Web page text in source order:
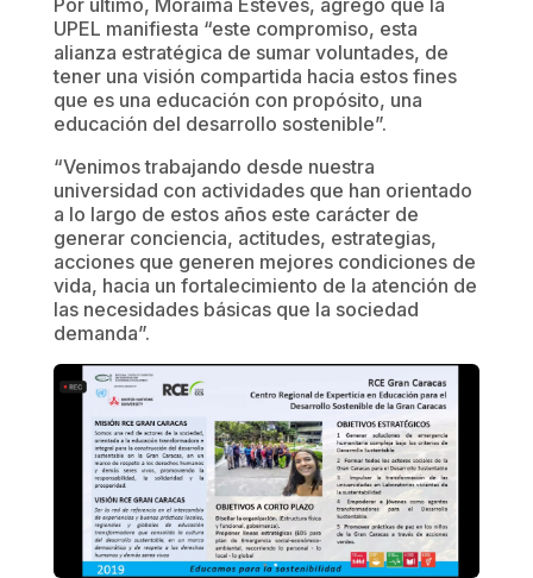
UPEL manifiesta “este compromiso, esta
alianza estratégica de sumar voluntades, de
tener una visión compartida hacia estos fines
que es una educación con propósito, una
educación del desarrollo sostenible”.
“Venimos trabajando desde nuestra
universidad con actividades que han orientado
a lo largo de estos años este carácter de
generar conciencia, actitudes, estrategias,
acciones que generen mejores condiciones de
vida, hacia un fortalecimiento de la atención de
las necesidades básicas que la sociedad
demanda”.